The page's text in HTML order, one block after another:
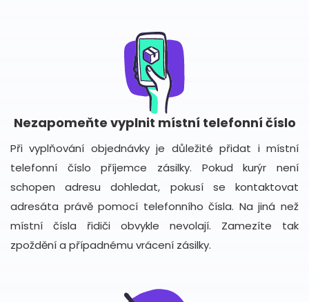
Nezapomeňte vyplnit místní telefonní číslo
Při vyplňování objednávky je důležité přidat i místní
telefonní číslo příjemce zásilky. Pokud kurýr není
schopen adresu dohledat, pokusí se kontaktovat
adresáta právě pomocí telefonního čísla. Na jiná než
místní čísla řidiči obvykle nevolají. Zamezíte tak
zpoždění a případnému vrácení zásilky.